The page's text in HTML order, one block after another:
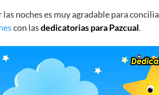
noches es muy agradable para
con lasdedicatorias para Pazcual.